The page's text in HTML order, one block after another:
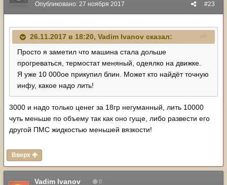
#23
Опубликовано: 27 ноября 2017
26.11.2017 в 18:20, Vadim Ivanov сказал:
Просто я заметил что машина стала дольше
прогреваться, термостат меняный, одеялко на движке.
Я уже 10 000ое прикупил блин. Может кто найдёт точную
инфу, какое надо лить!
3000 и надо только ценег за 18гр негуманный, лить 10000
чуть меньше по объему так как оно гуще, либо развести его
другой ПМС жидкостью меньшей вязкости!
Вверх
Vadim Ivanov 0